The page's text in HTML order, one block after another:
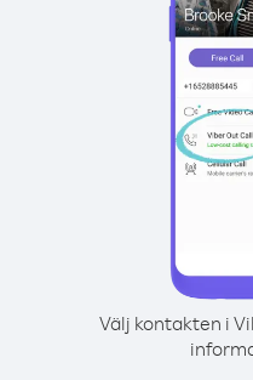
Välj kontakten i